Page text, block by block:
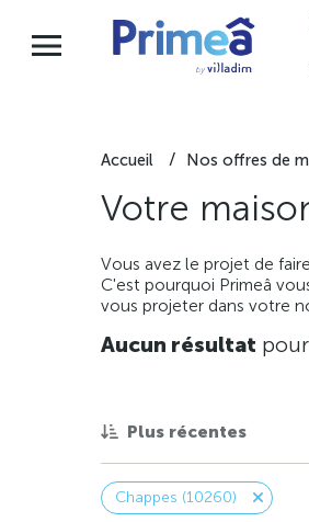
Accueil Nos offres de
Votre
Vous avez le projet de
C'est pourquoi Primeâ
vous projeter dans votre
Aucun résultat
Plus récentes
Chappes (10260)